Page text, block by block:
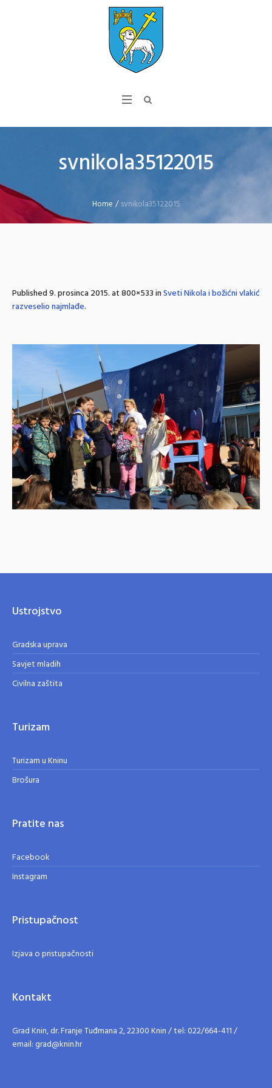
svnikola35122015
Home /svnikola35122015
Published9. prosinca 2015.at 800×533 inSveti Nikola i božićni vlakić
razveselio najmlađe.
Ustrojstvo
Gradska uprava
Savjet mladih
Civilna zaštita
Turizam
Turizam u Kninu
Brošura
Pratite nas
Facebook
Instagram
Pristupačnost
Izjava o pristupačnosti
Kontakt
Grad Knin, dr. Franje Tuđmana 2, 22300 Knin / tel: 022/664-411 /
email: grad@knin.hr